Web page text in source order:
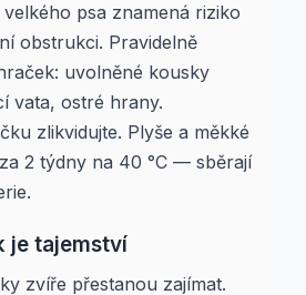
psa znamená riziko
obstrukci. Pravidelně
uvolněné kousky
vata, ostré hrany.
zlikvidujte. Plyše a měkké
2 týdny na 40 °C — sběrají
je tajemství
zvíře přestanou zajímat.